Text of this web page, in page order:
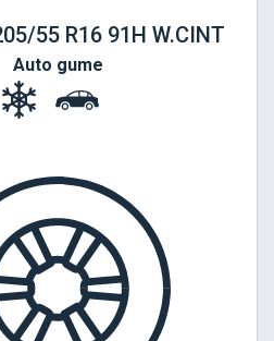
55 R16 91H W.CINT
Auto gume